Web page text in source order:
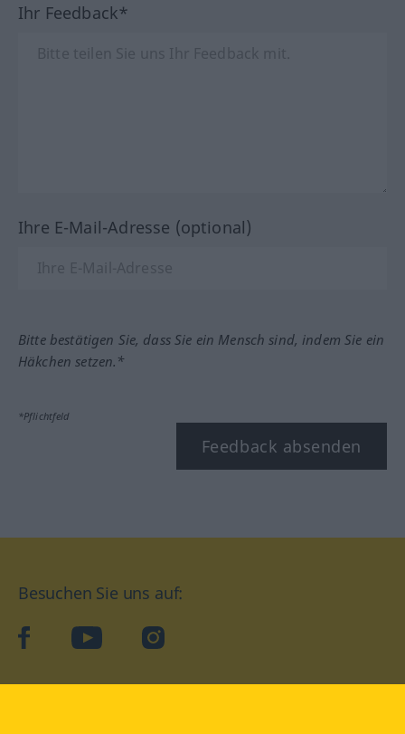
Ihr Feedback*
Ihre E-Mail-Adresse (optional)
Bitte bestätigen Sie, dass Sie ein Mensch sind, indem Sie ein
Häkchen setzen.*
*Pflichtfeld
Feedback absenden
Besuchen Sie uns auf:
facebookYouTube Instagram